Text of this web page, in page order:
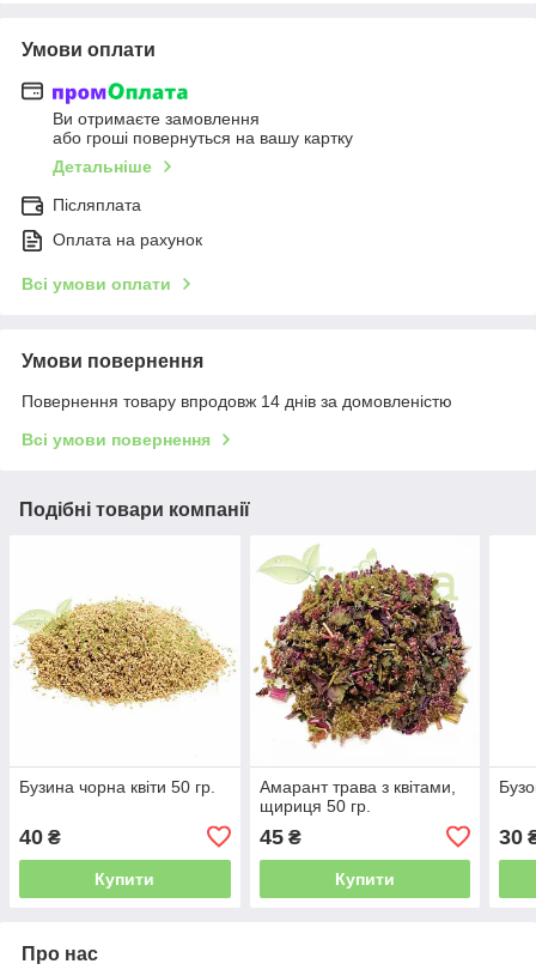
Умови оплати
Ви отримаєте замовлення
або гроші повернуться на вашу картку
Детальніше
Післяплата
Оплата на рахунок
Всі умови оплати
Умови повернення
Повернення товару впродовж 14 днів за домовленістю
Всі умови повернення
Подібні товари компанії
Бузина чорна квіти 50 гр.
40 ₴
Купити
Амарант трава з квітами,
щириця 50 гр.
45₴
Купити
30
Про нас